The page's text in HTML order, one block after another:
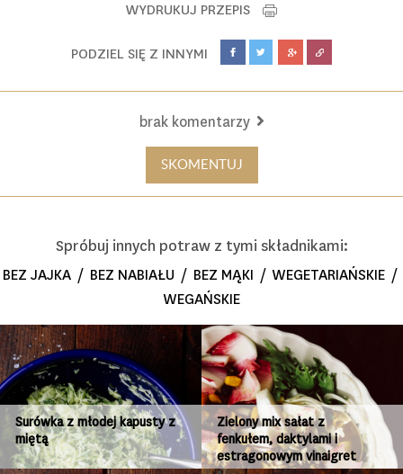
WYDRUKUJ PRZEPIS
PODZIEL SIĘ Z INNYMI
brak komentarzy
SKOMENTUJ
Spróbuj innych potraw z tymi składnikami:
BEZ JAJKA / BEZ NABIAŁU / BEZ MĄKI /WEGETARIAŃSKIE /
WEGAŃSKIE
Surówka z młodej kapusty z
miętą
Zielony mix sałat z
fenkułem, daktylami i
estragonowym vinaigret